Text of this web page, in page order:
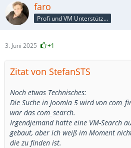
faro
Profi und VM Unterstützer
3. Juni 2025 +1
Zitat von StefanSTS
Noch etwas Technisches:
Die Suche in Joomla 5 wird von
war das com_search.
Irgendjemand hatte eine VM-Search
gebaut, aber ich weiß im Moment
die zu finden ist.